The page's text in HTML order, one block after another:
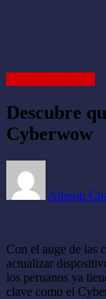
Descubre
Cyberwow
Alisson
Con el auge de las
actualizar
los peruanos ya
clave como el